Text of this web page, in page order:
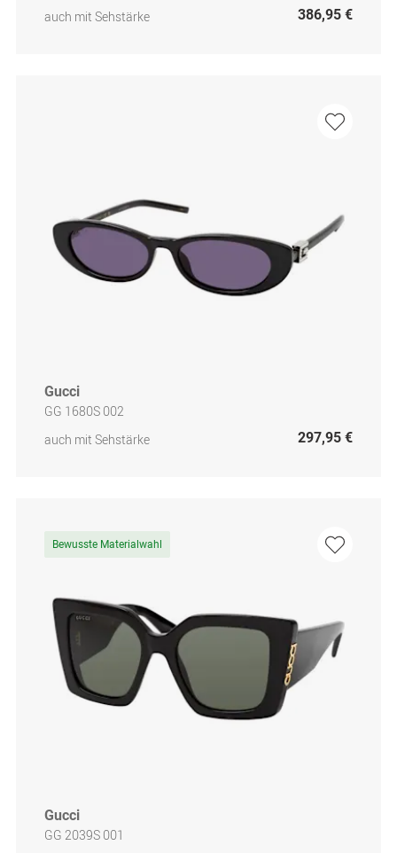
auch mit Sehstärke
386,95 €
Gucci
GG 1680S 002
auch mit Sehstärke
297,95 €
Bewusste Materialwahl
Gucci
GG 2039S 001